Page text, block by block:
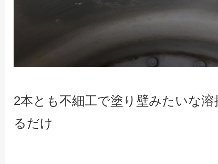
2本とも不細工で塗り壁みたいな
るだけ